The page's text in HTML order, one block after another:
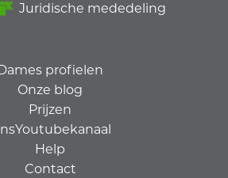
Juridische mededeling
Dames profielen
Onze blog
Prijzen
Help
Contact